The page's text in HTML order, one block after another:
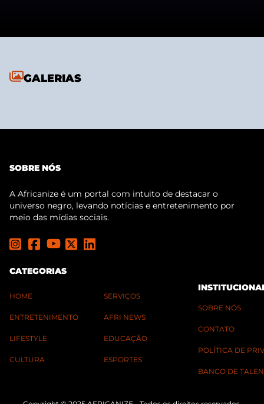
GALERIAS
SOBRE NÓS
A Africanize é um portal com intuito de destacar o
universo negro, levando notícias e entretenimento por
meio das mídias sociais.
CATEGORIAS
HOME
ENTRETENIMENTO
LIFESTYLE
CULTURA
SERVIÇOS
AFRI NEWS
EDUCAÇÃO
ESPORTES
SOBRE NÓS
CONTATO
POLÍTICA DE
BANCO DE